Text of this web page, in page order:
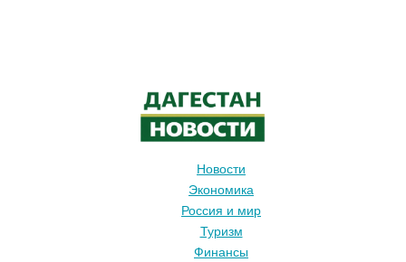
Новости
Экономика
Россия и мир
Туризм
Финансы